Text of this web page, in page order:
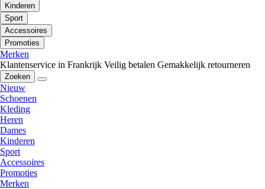
Kinderen
Sport
Accessoires
Promoties
Merken
Klantenservice in Frankrijk Veilig betalen Gemakkelijk retourneren
Zoeken
Nieuw
Schoenen
Kleding
Heren
Dames
Kinderen
Sport
Accessoires
Promoties
Merken